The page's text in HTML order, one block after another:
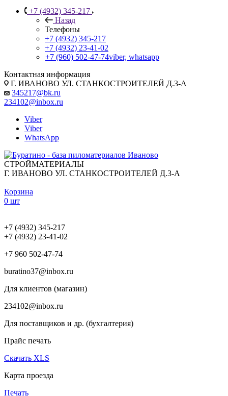
+7 (4932) 345-217
Назад
Телефоны
+7 (4932) 345-217
+7 (4932) 23-41-02
+7 (960) 502-47-74viber, whatsapp
Контактная информация
Г. ИВАНОВО УЛ. СТАНКОСТРОИТЕЛЕЙ Д.3-А
345217@bk.ru
234102@inbox.ru
Viber
Viber
WhatsApp
СТРОЙМАТЕРИАЛЫ
Г. ИВАНОВО УЛ. СТАНКОСТРОИТЕЛЕЙ Д.3-А
Корзина
0 шт
+7 (4932) 345-217
+7 (4932) 23-41-02
+7 960 502-47-74
buratino37@inbox.ru
Для клиентов (магазин)
234102@inbox.ru
Для поставщиков и др. (бухгалтерия)
Прайс печать
Скачать XLS
Карта проезда
Печать